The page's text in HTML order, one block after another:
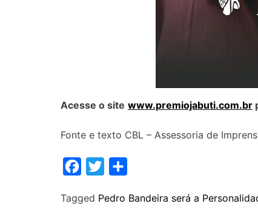
Acesse o site www.premiojabuti.com.br
Fonte e texto CBL – Assessoria de
c
i
a
Tagged Pedro Bandeira será a